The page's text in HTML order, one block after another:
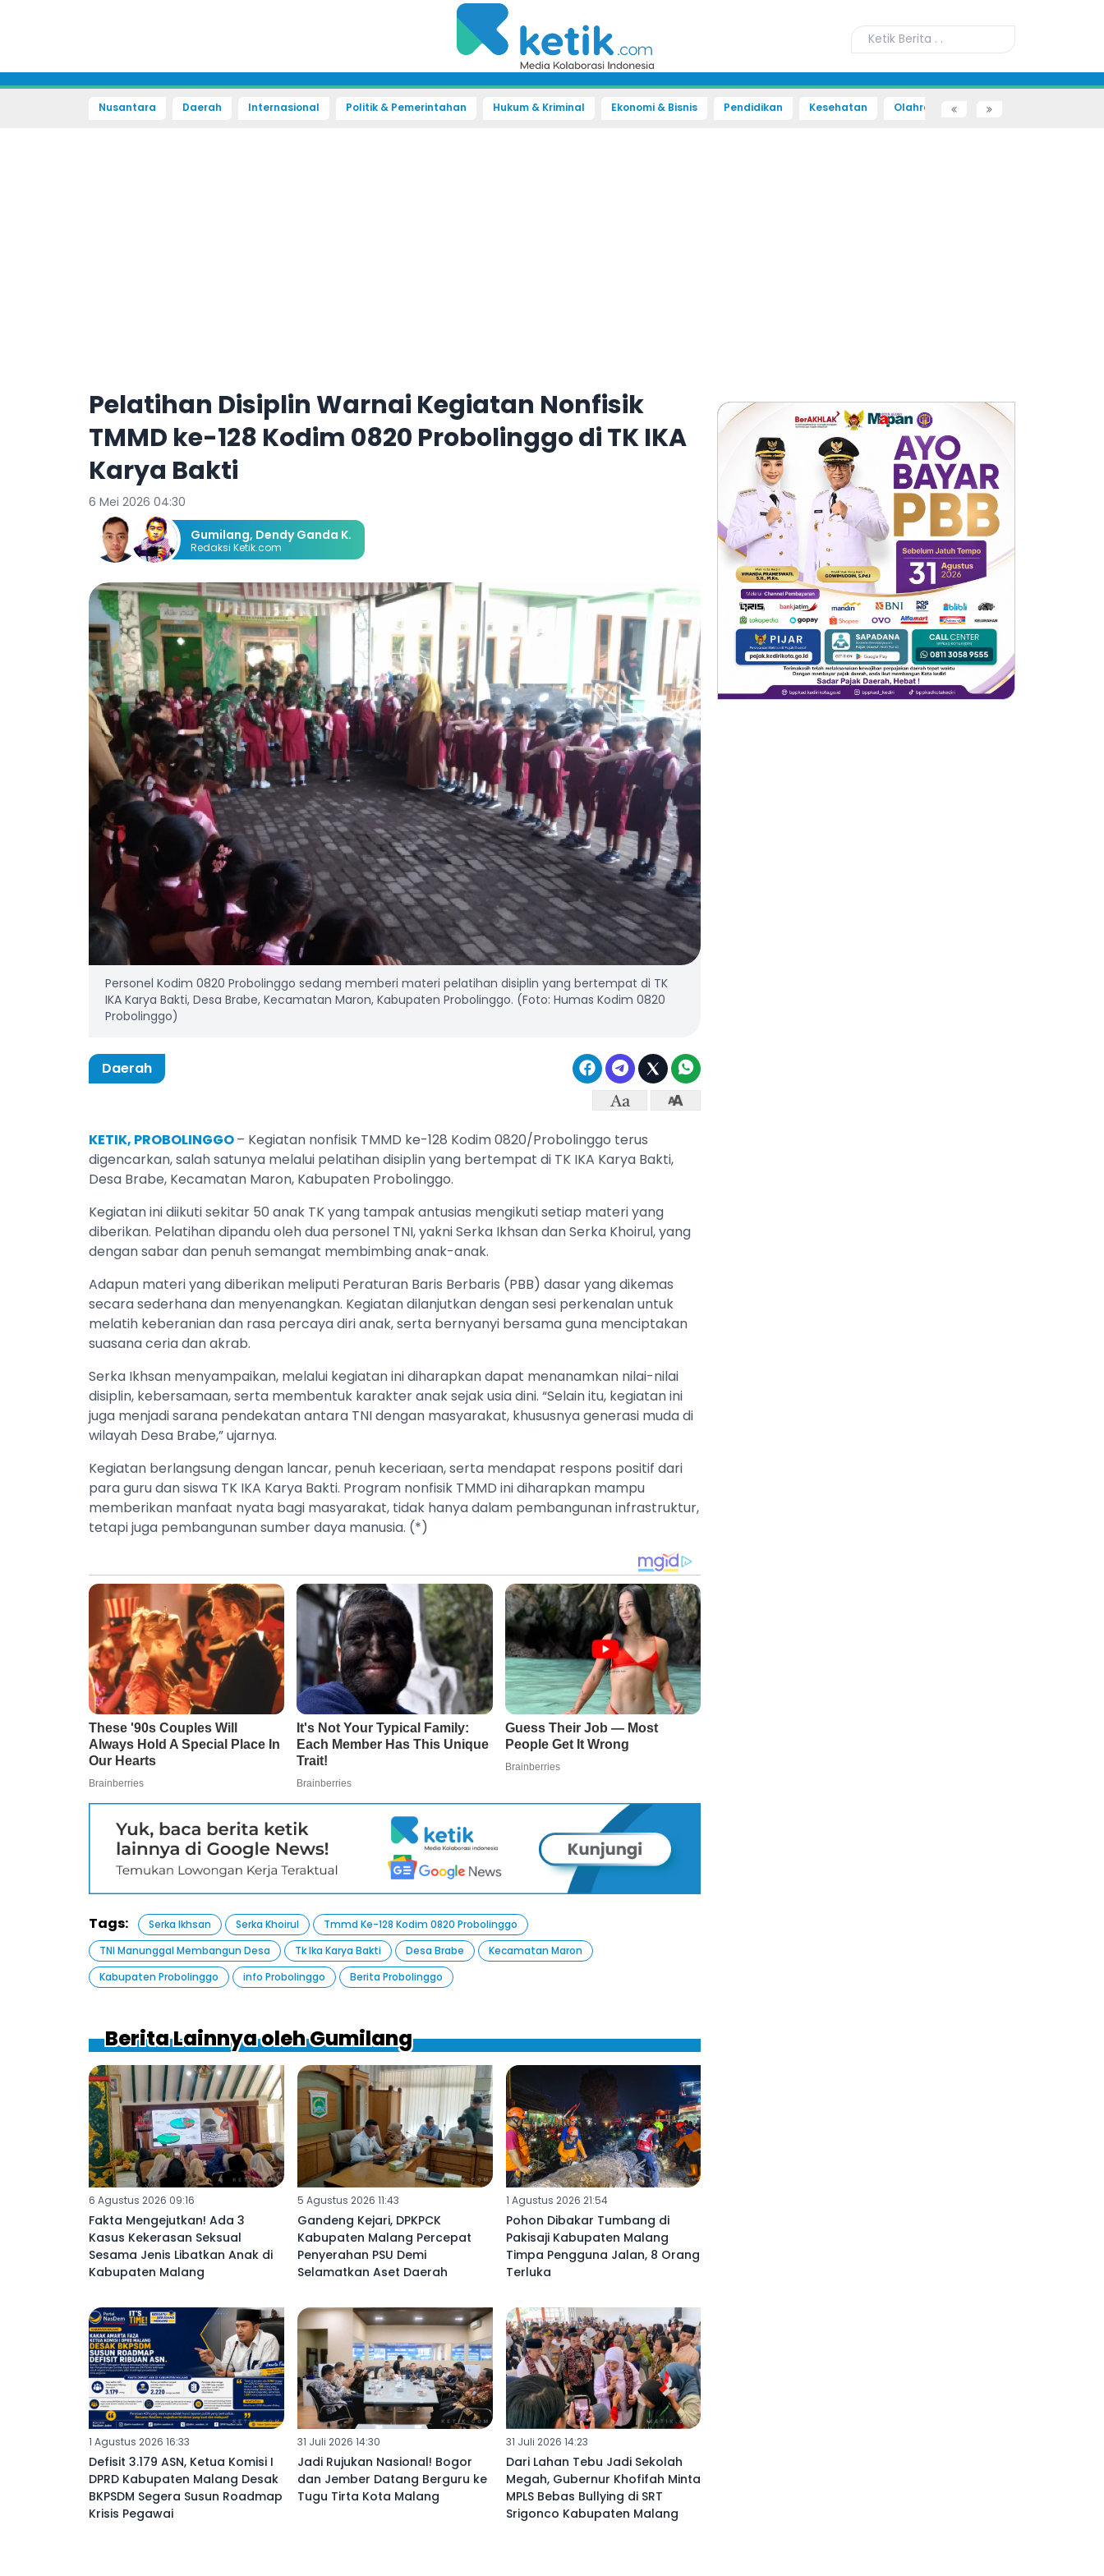
Nusantara Daerah Internasional Politik & Pemerintahan Hukum & Kriminal Ekonomi & Bisnis Pendidikan Kesehatan Olahraga Sains dan Teknologi
Pelatihan Disiplin Warnai Kegiatan Nonfisik
TMMD ke-128 Kodim 0820 Probolinggo di TK IKA
Karya Bakti
6 Mei 2026 04:30
Gumilang, Dendy Ganda K.
Redaksi Ketik.com
Personel Kodim 0820 Probolinggo sedang memberi materi pelatihan disiplin yang bertempat di TK
IKA Karya Bakti, Desa Brabe, Kecamatan Maron, Kabupaten Probolinggo. (Foto: Humas Kodim 0820
Probolinggo)
Daerah
KETIK, PROBOLINGGO– Kegiatan nonfisik TMMD ke-128 Kodim 0820/Probolinggo terus
digencarkan, salah satunya melalui pelatihan disiplin yang bertempat di TK IKA Karya Bakti,
Desa Brabe, Kecamatan Maron, Kabupaten Probolinggo.
Kegiatan ini diikuti sekitar 50 anak TK yang tampak antusias mengikuti setiap materi yang
diberikan. Pelatihan dipandu oleh dua personel TNI, yakni Serka Ikhsan dan Serka Khoirul, yang
dengan sabar dan penuh semangat membimbing anak-anak.
Adapun materi yang diberikan meliputi Peraturan Baris Berbaris (PBB) dasar yang dikemas
secara sederhana dan menyenangkan. Kegiatan dilanjutkan dengan sesi perkenalan untuk
melatih keberanian dan rasa percaya diri anak, serta bernyanyi bersama guna menciptakan
suasana ceria dan akrab.
Serka Ikhsan menyampaikan, melalui kegiatan ini diharapkan dapat menanamkan nilai-nilai
disiplin, kebersamaan, serta membentuk karakter anak sejak usia dini. “Selain itu, kegiatan ini
juga menjadi sarana pendekatan antara TNI dengan masyarakat, khususnya generasi muda di
wilayah Desa Brabe,” ujarnya.
Kegiatan berlangsung dengan lancar, penuh keceriaan, serta mendapat respons positif dari
para guru dan siswa TK IKA Karya Bakti. Program nonfisik TMMD ini diharapkan mampu
memberikan manfaat nyata bagi masyarakat, tidak hanya dalam pembangunan infrastruktur,
tetapi juga pembangunan sumber daya manusia. (*)
Tags: Serka Ikhsan Serka Khoirul
Tmmd Ke-128 Kodim 0820 Probolinggo
TNI Manunggal Membangun Desa
Tk Ika Karya Bakti Desa Brabe
Kecamatan Maron
Kabupaten Probolinggo
info Probolinggo Berita Probolinggo
Berita Lainnya oleh Gumilang
6 Agustus 2026 09:16
Fakta Mengejutkan! Ada 3
Kasus Kekerasan Seksual
Sesama Jenis Libatkan Anak di
Kabupaten Malang ‎
5 Agustus 2026 11:43
Gandeng Kejari, DPKPCK
Kabupaten Malang Percepat
Penyerahan PSU Demi
Selamatkan Aset Daerah ‎
1 Agustus 2026 21:54
Pohon Dibakar Tumbang di
Pakisaji Kabupaten Malang
Timpa Pengguna Jalan, 8 Orang
Terluka
1 Agustus 2026 16:33
Defisit 3.179 ASN, Ketua Komisi I
DPRD Kabupaten Malang Desak
BKPSDM Segera Susun Roadmap
Krisis Pegawai ‎
31 Juli 2026 14:30
‎Jadi Rujukan Nasional! Bogor
dan Jember Datang Berguru ke
Tugu Tirta Kota Malang ‎
31 Juli 2026 14:23
Dari Lahan Tebu Jadi Sekolah
Megah, Gubernur Khofifah Minta
MPLS Bebas Bullying di SRT
Srigonco Kabupaten Malang ‎